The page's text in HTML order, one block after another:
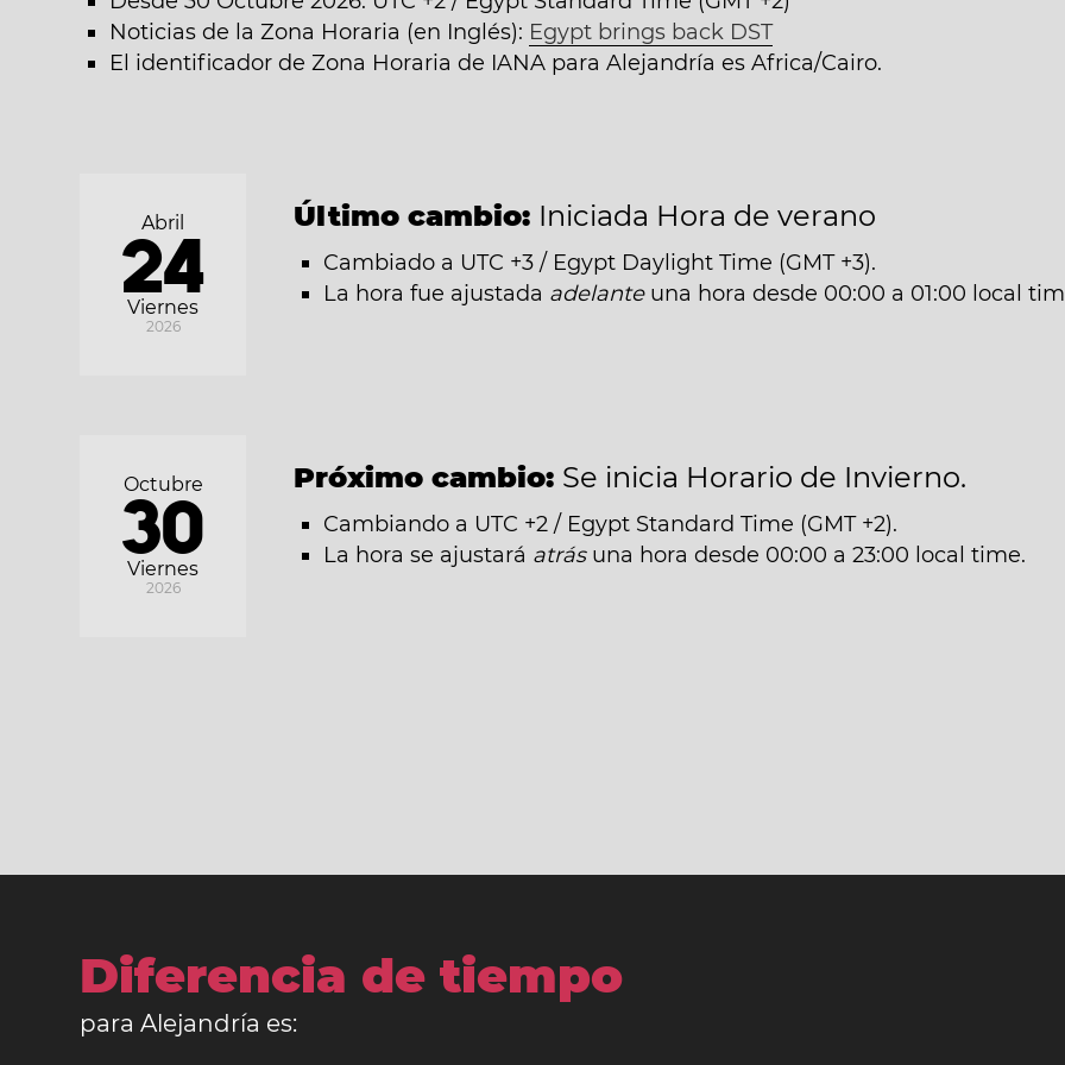
Noticias de la Zona Horaria (en Inglés): Egypt brings back DST
El identificador de Zona Horaria de IANA para Alejandría es Africa/Cairo.
Viernes
Abril
24
2026
Último cambio: Iniciada Hora de verano
Cambiado a UTC +3 / Egypt Daylight Time (GMT +3).
La hora fue ajustada adelanteuna hora desde 00:00 a 01:00 local
Viernes
Octubre
30
2026
Próximo cambio: Se inicia Horario de Invierno.
Cambiando a UTC +2 / Egypt Standard Time (GMT +2).
La hora se ajustará atrásuna hora desde 00:00 a 23:00 local time.
Diferencia de tiempo
para Alejandría es: